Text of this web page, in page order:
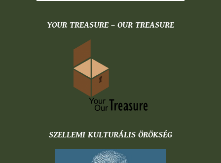
YOUR TREASURE – OUR TREASURE
SZELLEMI KULTURÁLIS ÖRÖKSÉG